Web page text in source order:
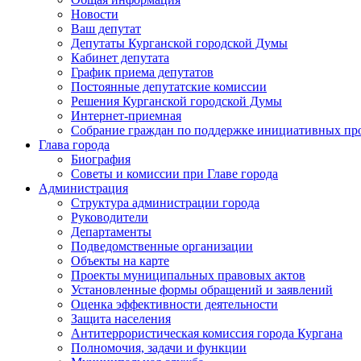
Новости
Ваш депутат
Депутаты Курганской городской Думы
Кабинет депутата
График приема депутатов
Постоянные депутатские комиссии
Решения Курганской городской Думы
Интернет-приемная
Собрание граждан по поддержке инициативных
Глава города
Биография
Советы и комиссии при Главе города
Администрация
Структура администрации города
Руководители
Департаменты
Подведомственные организации
Объекты на карте
Проекты муниципальных правовых актов
Установленные формы обращений и заявлений
Оценка эффективности деятельности
Защита населения
Антитеррористическая комиссия города Кургана
Полномочия, задачи и функции